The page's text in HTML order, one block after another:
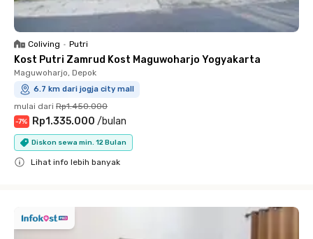
Coliving • Putri
Kost Putri Zamrud Kost Maguwoharjo Yogyakarta
Maguwoharjo, Depok
6.7 km dari jogja city mall
mulai dari Rp1.450.000
-7% Rp1.335.000 /bulan
Diskon sewa min. 12 Bulan
Lihat info lebih banyak